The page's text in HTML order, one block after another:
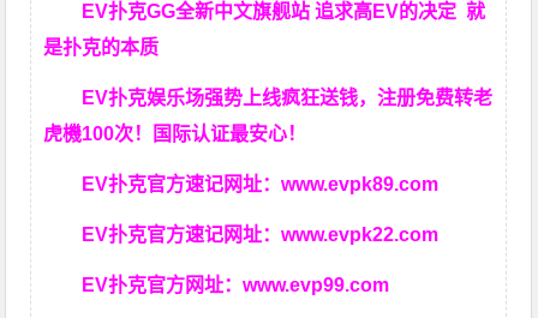
EV扑克GG全新中文旗舰站 追求高EV的决定就
是扑克的本质
EV扑克娱乐场强势上线疯狂送钱，注册免费转老
虎機100次！国际认证最安心！
EV扑克官方速记网址：www.evpk89.com
EV扑克官方速记网址：www.evpk22.com
EV扑克官方网址：www.evp99.com